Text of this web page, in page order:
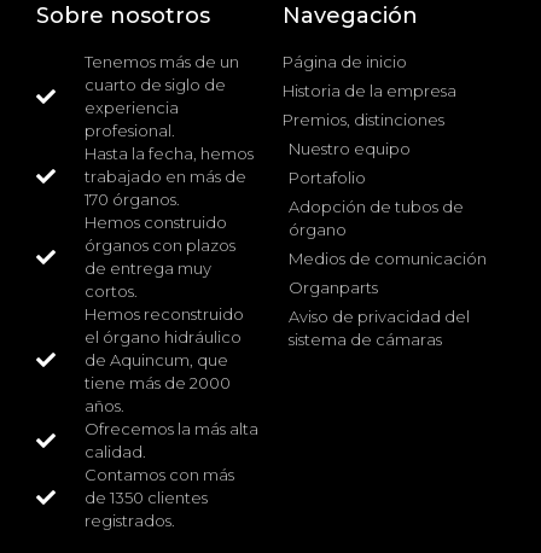
Sobre nosotros
Tenemos más de un
cuarto de siglo de
experiencia
profesional.
Hasta la fecha, hemos
trabajado en más de
170 órganos.
Hemos construido
órganos con plazos
de entrega muy
cortos.
Hemos reconstruido
el órgano hidráulico
de Aquincum, que
tiene más de 2000
años.
Ofrecemos la más alta
calidad.
Contamos con más
de 1350 clientes
registrados.
Navegación
Página de inicio
Historia de la empresa
Premios, distinciones
Nuestro equipo
Portafolio
Adopción de tubos de
órgano
Medios de comunicación
Organparts
Aviso de privacidad del
sistema de cámaras